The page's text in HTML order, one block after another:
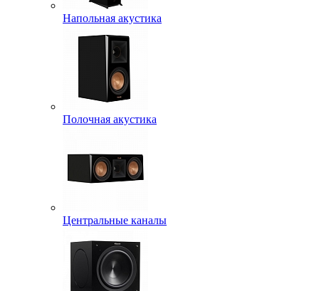
Напольная акустика
Полочная акустика
Центральные каналы